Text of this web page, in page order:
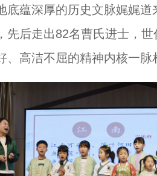
底蕴深厚的历史文脉娓娓道
先后走出82名曹氏进士，
、高洁不屈的精神内核一脉